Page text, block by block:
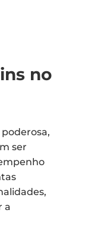
no
ser
a